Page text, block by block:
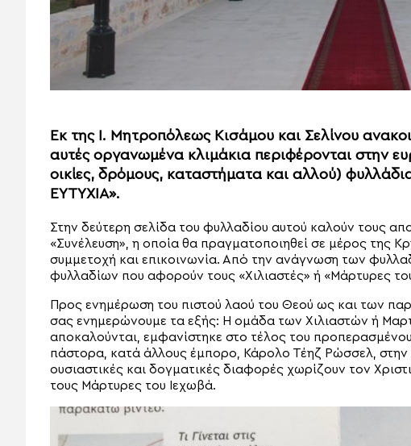
Εκ της Ι. Μητροπόλεως Κισάμου και Σελίνου
αυτές οργανωμένα κλιμάκια περιφέρονται στην
οικίες, δρόμους, καταστήματα και αλλού)
ΕΥΤΥΧΙΑ».
Στην δεύτερη σελίδα του φυλλαδίου αυτού καλούν τους
«Συνέλευση», η οποία θα πραγματοποιηθεί σε μέρος της
συμμετοχή και επικοινωνία. Από την ανάγνωση των
φυλλαδίων που αφορούν τους «Χιλιαστές» ή «Μάρτυρες
Προς ενημέρωση του πιστού λαού του Θεού ως και των
σας ενημερώνουμε τα εξής: Η ομάδα των Χιλιαστών ή
αποκαλούνται, εμφανίστηκε στο τέλος του
πάστορα, κατά άλλους έμπορο, Κάρολο Τέηζ Ρώσσελ, στην
ουσιαστικές και δογματικές διαφορές χωρίζουν τον
τους Μάρτυρες του Ιεχωβά.